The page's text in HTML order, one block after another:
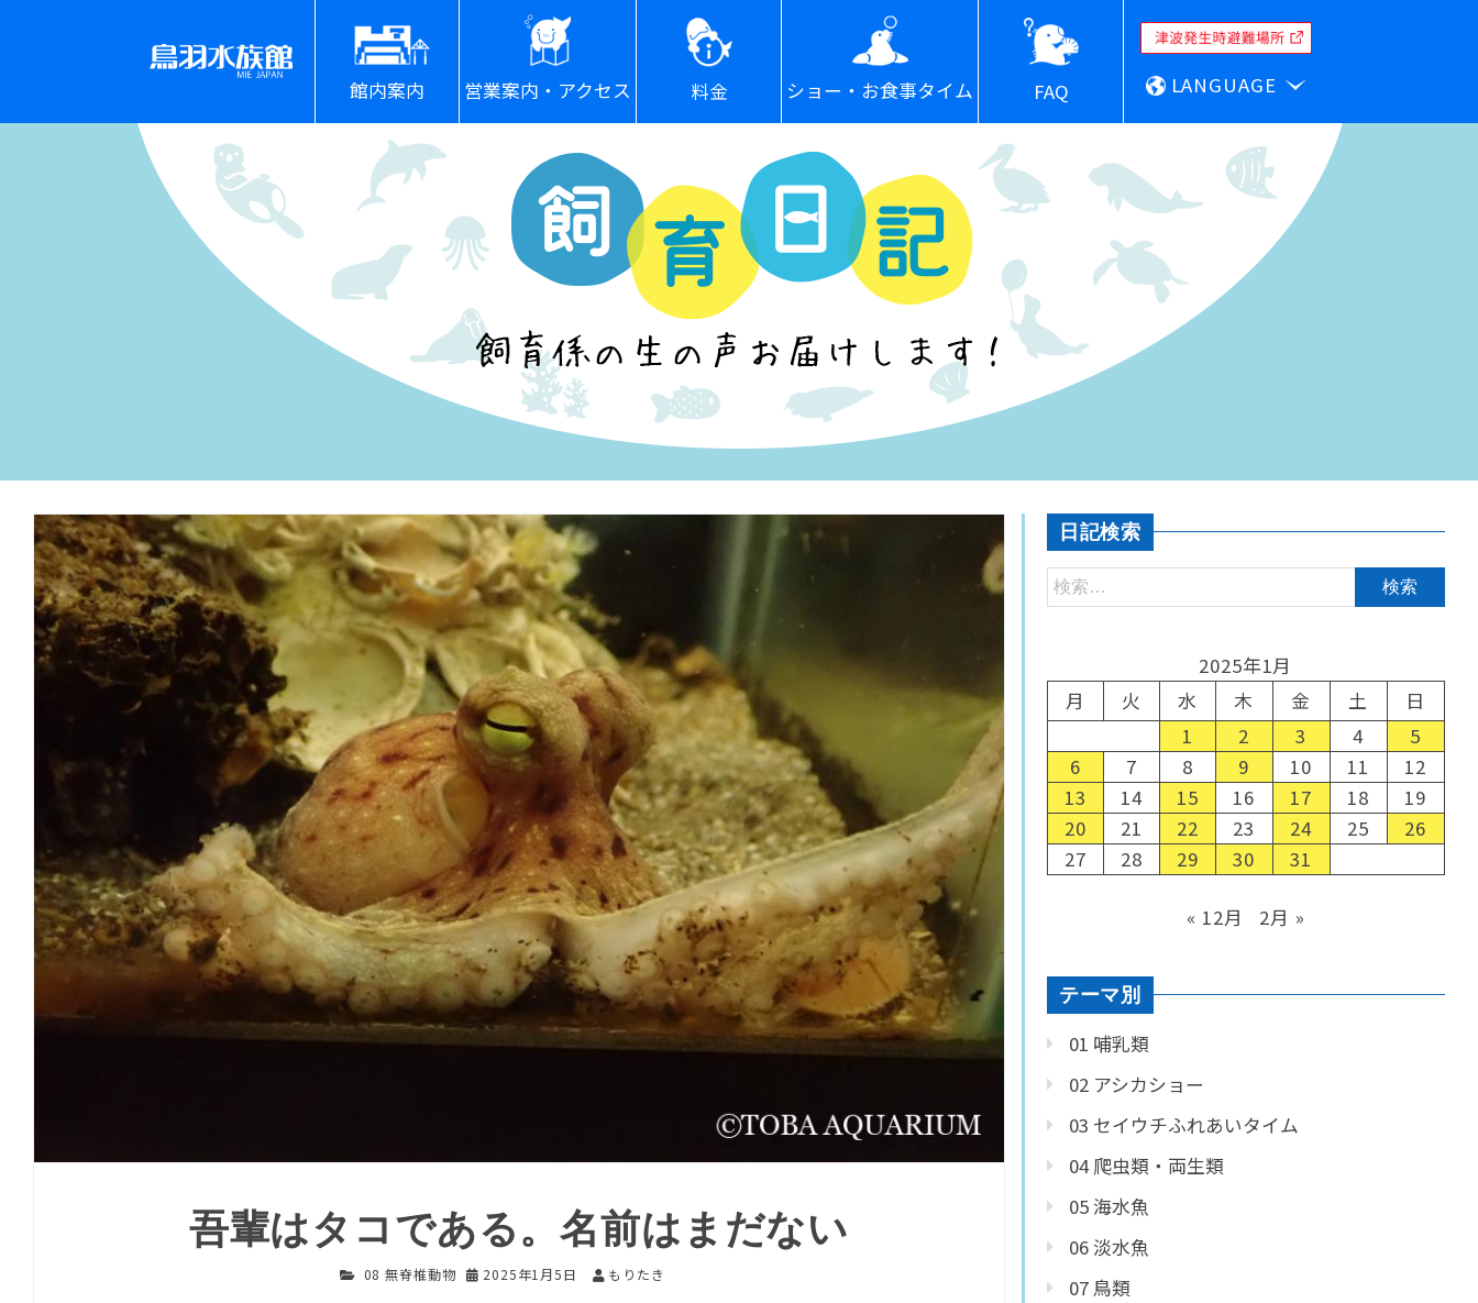
館内案内 営業案内・アクセス 料金 ショー・お食事タイム FAQ LANGUAGE
吾輩はタコである。名前はまだない
08 無脊椎動物 2025年1月5日 もりたき
日記検索
2025年1月
月
火 水 木 金 土
日
1
2 3 4
5
6
7 8 9 10 11
12
13
14 15 16 17 18
19
20
21 22 23 24 25
26
27
28 29 30 31
« 12月 2月 »
テーマ別
01 哺乳類
02 アシカショー
03 セイウチふれあいタイム
04 爬虫類・両生類
05 海水魚
06 淡水魚
07 鳥類